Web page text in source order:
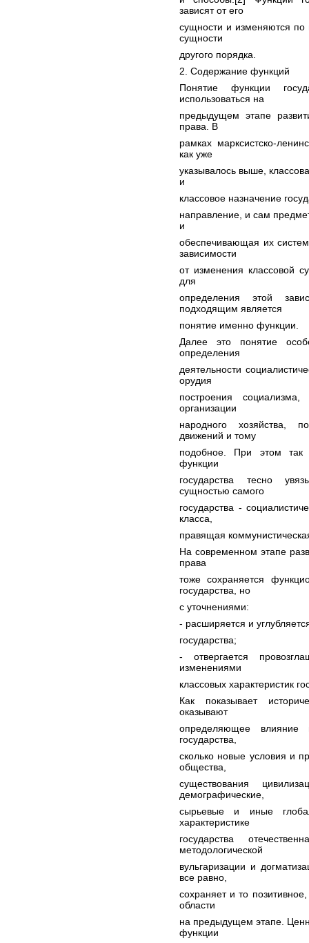
зависят от его
сущности и изменяются
сущности
другого порядка.
2. Содержание функций
Понятие функции
использоваться на
предыдущем этапе
права. В
рамках марксистско-
как уже
указывалось выше,
и
классовое назначение
направление, и сам
и
обеспечивающая их
зависимости
от изменения классовой
для
определения этой
подходящим является
понятие именно функции.
Далее это понятие
определения
деятельности
орудия
построения социализма,
организации
народного хозяйства,
движений и тому
подобное. При этом так
функции
государства тесно
сущностью самого
государства -
класса,
правящая
На современном этапе
права
тоже сохраняется
государства, но
с уточнениями:
- расширяется и
государства;
- отвергается
изменениями
классовых характеристик
Как показывает
оказывают
определяющее влияние
государства,
сколько новые условия и
общества,
существования
демографические,
сырьевые и иные
характеристике
государства
методологической
вульгаризации и
все равно,
сохраняет и то
области
на предыдущем этапе.
функции